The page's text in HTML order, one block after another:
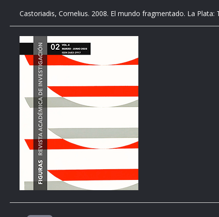
Castoriadis, Cornelius. 2008. El mundo fragmentado. La Plata:
Castoriadis, Cornelius. 2013. La institución imaginaria de la
Rosso, Germán. 2018b. “Las formas de la transacción entre
Aulagnier.” En X Congreso Internacional de Investigación y
Psicología de la Universidad de Buenos Aires.
Rosso, Germán. 2019. “El problema de la producción de la
antropología y el psicoanálisis a partir del pensamiento de
proyecto de autonomía. Encuentros con Freud y
José Javier Maisterrena Zubirán, 87-118. México: Colección
Rosso, Germán. 2021. “El problema del vínculo entre la
subjetividad y dimensión vertical del magma de
http://saber.ucv.ve/ojs/index.php/rev_ak/article/view/24574